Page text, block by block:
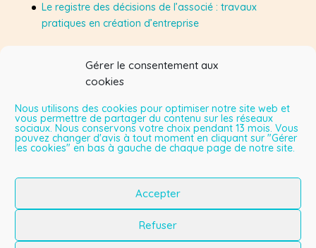
Gérer le consentement aux
cookies
Nous utilisons des cookies pour optimiser notre site web et
vous permettre de partager du contenu sur les réseaux
sociaux. Nous conservons votre choix pendant 13 mois. Vous
pouvez changer d'avis à tout moment en cliquant sur "Gérer
les cookies" en bas à gauche de chaque page de notre site.
Accepter
Refuser
Le registre des décisions de l’associé : travaux
pratiques en création d’entreprise
Suivez-moi sur Facebook
Mes vidéos sur YouTube